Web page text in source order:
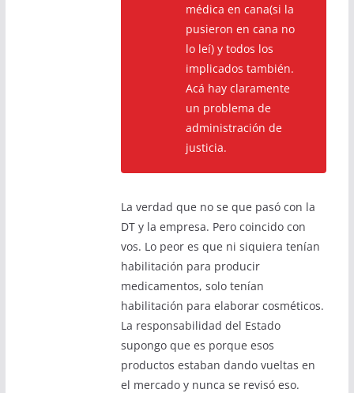
médica en cana(si la
pusieron en cana no
lo leí) y todos los
implicados también.
Acá hay claramente
un problema de
administración de
justicia.
La verdad que no se que pasó con la
DT y la empresa. Pero coincido con
vos. Lo peor es que ni siquiera tenían
habilitación para producir
medicamentos, solo tenían
habilitación para elaborar cosméticos.
La responsabilidad del Estado
supongo que es porque esos
productos estaban dando vueltas en
el mercado y nunca se revisó eso.